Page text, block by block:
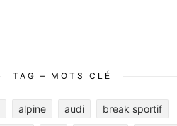
TAG – MOTS CLÉ
alpine audi break sportif